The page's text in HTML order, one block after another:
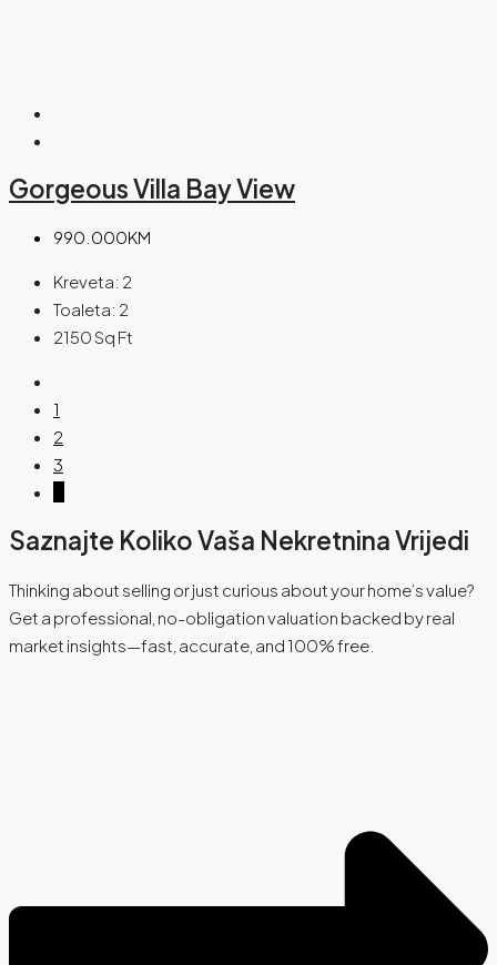
Gorgeous Villa Bay View
990.000KM
Kreveta: 2
Toaleta: 2
2150Sq Ft
1
2
3
Saznajte Koliko Vaša Nekretnina Vrijedi
Thinking about selling or just curious about your home’s value?
Get a professional, no-obligation valuation backed by real
market insights—fast, accurate, and 100% free.